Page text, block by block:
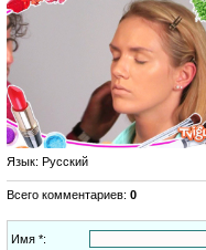
Язык: Русский
Всего комментариев: 0
Имя *: